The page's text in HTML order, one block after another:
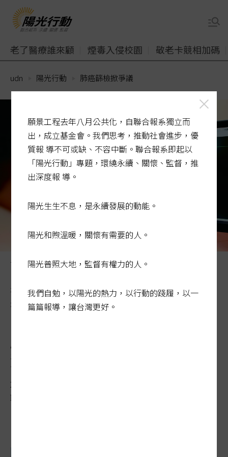
老了醫療誰來顧 煙毒入侵校園 敬老卡競相加碼
udn 陽光行動 肺癌篩檢掀爭議
一一一年七月起國健署將「低劑量電腦斷層」（ＬＤＣ
場，也大幅增加國人檢出肺結節機率。圖為肺部篩檢影像
示意圖。記者葉信菉／攝影
肺癌篩檢對象納家族史 憂漣
漪效應
2026-03-17 00:16:19
聯合報 / 記者陳雨鑫、廖靜清／專題報導
國健署
願景工程去年八月公共化，自聯合報系獨立而
出，成立基金會。我們思考，推動社會進步，優
質報 導不可或缺、不容中斷。聯合報系即起以
「陽光行動」專題，環繞永續、關懷、監督，推
出深度報 導。
陽光生生不息，是永續發展的動能。
陽光和煦溫暖，關懷有需要的人。
陽光普照大地，監督有權力的人。
我們自勉，以陽光的熱力，以行動的踐履，以一
篇篇報導，讓台灣更好。